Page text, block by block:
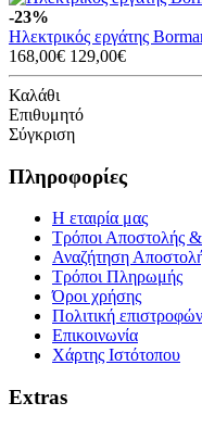
-23%
Ηλεκτρικός εργάτης
168,00€ 129,00€
Καλάθι
Επιθυμητό
Σύγκριση
Πληροφορίες
Η εταιρία μας
Τρόποι Αποστολής
Αναζήτηση
Τρόποι Πληρωμής
Όροι χρήσης
Πολιτική επιστροφών
Επικοινωνία
Χάρτης Ιστότοπου
Extras